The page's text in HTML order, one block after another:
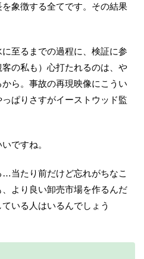
象徴する全てです。その結果
至るまでの過程に、検証に参
の私も）心打たれるのは、や
ら。事故の再現映像にこうい
ぱりさすがイーストウッド監
ですね。
当たり前だけど忘れがちなこ
より良い卸売市場を作るんだ
いる人はいるんでしょう